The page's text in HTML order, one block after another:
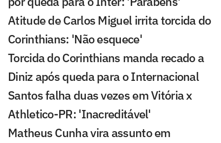
Atitude de Carlos Miguel irrita torcida do
Corinthians: 'Não esquece'
Torcida do Corinthians manda recado a
Diniz após queda para o Internacional
Santos falha duas vezes em Vitória x
Athletico-PR: 'Inacreditável'
Matheus Cunha vira assunto em